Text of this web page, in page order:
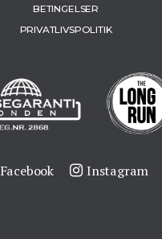
BETINGELSER
PRIVATLIVSPOLITIK
Facebook Instagram